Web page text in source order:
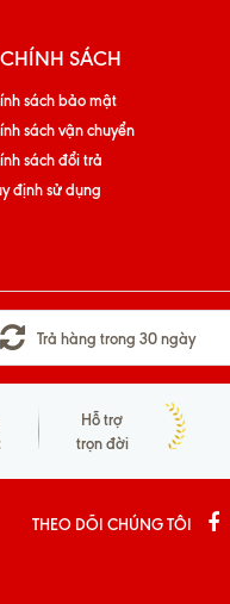
CHÍNH SÁCH
sách bảo mật
sách vận chuyển
sách đổi trả
định sử dụng
Trả hàng trong 30 ngày
Hỗ trợ
trọn đời
THEO DÕI CHÚNG TÔI